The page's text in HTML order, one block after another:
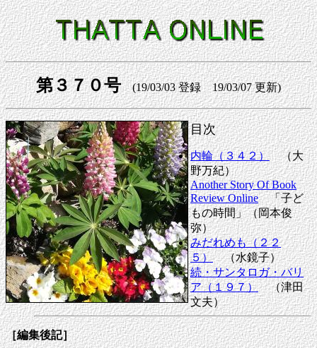
第３７０号(19/03/03 登録 19/03/07 更新)
目次
内輪（３４２）（大
野万紀）
Another Story Of Book
Review Online「子ど
もの時間」（岡本俊
弥）
みだれめも（２２
５）（水鏡子）
続・サンタロガ・バリ
ア（１９７）（津田
文夫）
［編集後記］